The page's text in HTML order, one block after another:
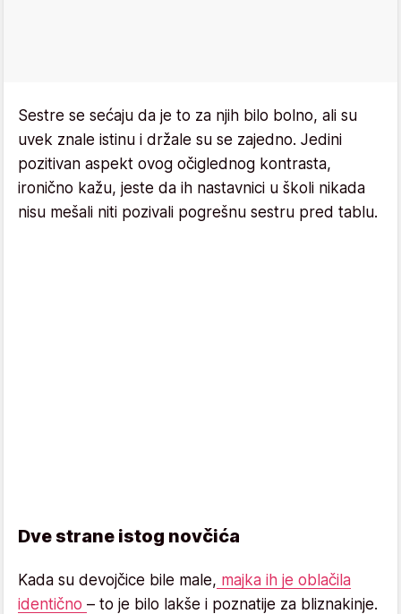
Sestre se sećaju da je to za njih bilo bolno, ali su
uvek znale istinu i držale su se zajedno. Jedini
pozitivan aspekt ovog očiglednog kontrasta,
ironično kažu, jeste da ih nastavnici u školi nikada
nisu mešali niti pozivali pogrešnu sestru pred tablu.
Dve strane istog novčića
Kada su devojčice bile male, majka ih je oblačila
identično – to je bilo lakše i poznatije za bliznakinje.